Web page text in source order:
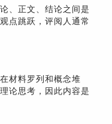
、正文、结论之间是
点跳跃，评阅人通常
材料罗列和概念堆
论思考，因此内容是